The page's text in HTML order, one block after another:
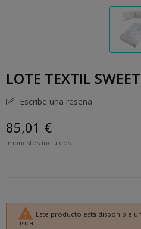
LOTE TEXTIL
Escribe una reseña
85,01 €
Impuestos incluidos
warning Este producto está disponible
física.